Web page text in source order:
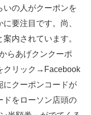
いの人がクーポンを
要注目です。尚、
内されています。
らあげクンクーポ
クリック→Facebook
にクーポンコードが
をローソン店頭の